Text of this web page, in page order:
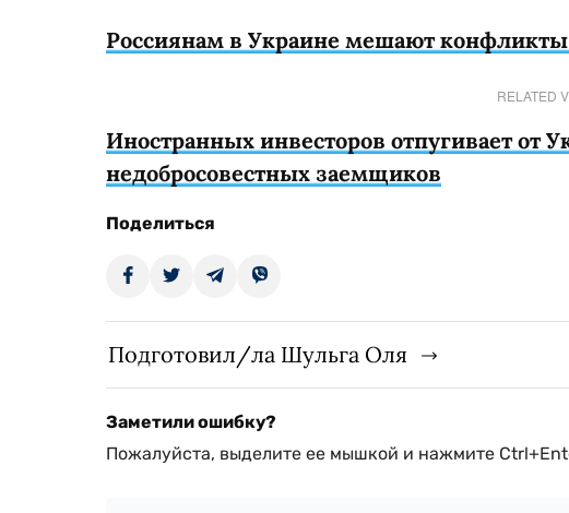
Россиянам в Украине мешают конфликты
RELATED
Иностранных инвесторов отпугивает от
недобросовестных заемщиков
Поделиться
Подготовил/ла Шульга Оля
Заметили ошибку?
Пожалуйста, выделите ее мышкой и нажмите